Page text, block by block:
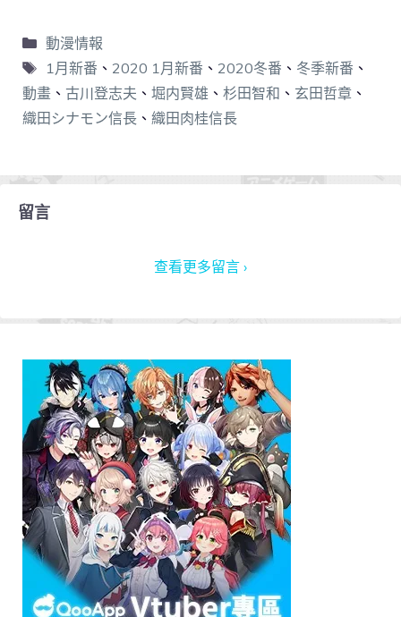
動漫情報
1月新番 、 2020 1月新番 、 2020冬番 、 冬季新番 、
動畫 、 古川登志夫 、 堀内賢雄 、 杉田智和 、 玄田哲章 、
織田シナモン信長 、 織田肉桂信長
留言
查看更多留言 ›